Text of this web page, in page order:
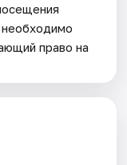
право на